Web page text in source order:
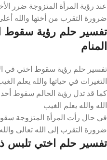
عند رؤية المرأة المتزوجة ضرر
ضرورة التقرب من أختها والله
تفسير حلم رؤية
المنام
تفسير حلم رؤية سقوط اختي في
التغيرات في حياتها والله يعلم
كما قد تدل رؤية الحالم سقوط
الله والله يعلم الغيب
في حال رأت المرأة المتزوجة
ضرورة التقرب إلى الله تعالى
تفسير حلم اختي تلبس